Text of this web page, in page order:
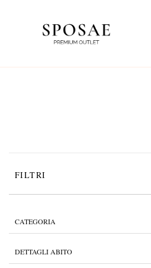
FILTRI
CATEGORIA
DETTAGLI ABITO